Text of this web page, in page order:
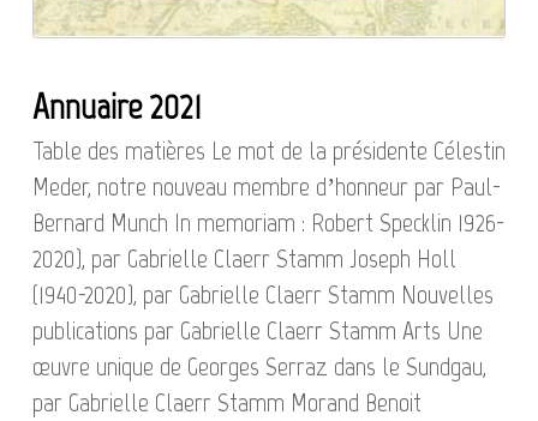
Annuaire 2021
Table des matières Le mot de la présidente Célestin
Meder, notre nouveau membre d’honneur par Paul-
Bernard Munch In memoriam : Robert Specklin 1926-
2020), par Gabrielle Claerr Stamm Joseph Holl
(1940-2020), par Gabrielle Claerr Stamm Nouvelles
publications par Gabrielle Claerr Stamm Arts Une
œuvre unique de Georges Serraz dans le Sundgau,
par Gabrielle Claerr Stamm Morand Benoit